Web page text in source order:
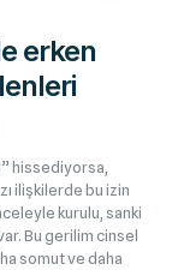
erken
hissediyorsa,
ilişkilerde bu izin
kurulu, sanki
Bu gerilim cinsel
somut ve daha